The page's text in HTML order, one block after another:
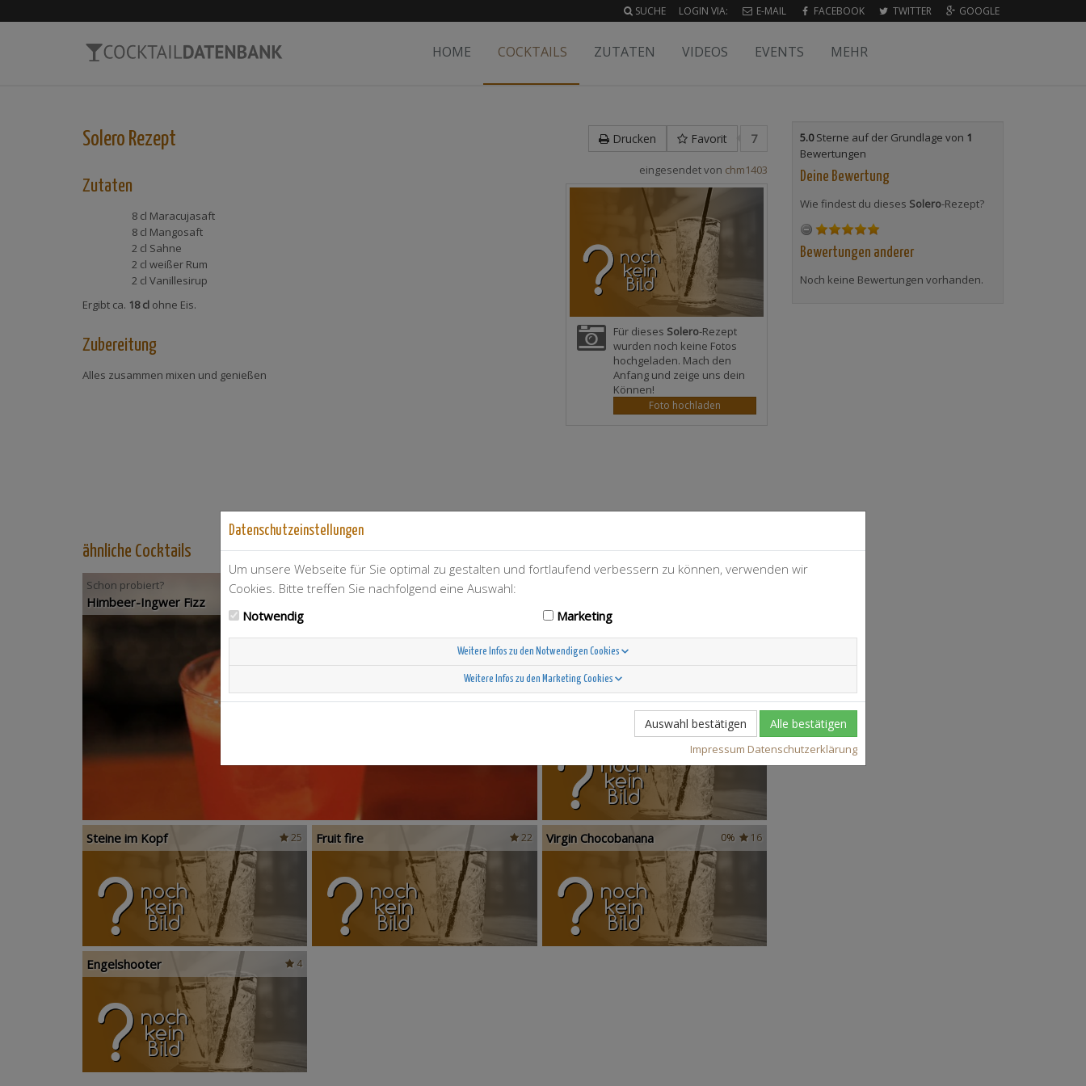
SUCHE LOGIN VIA: E-MAIL FACEBOOK TWITTER GOOGLE
HOME COCKTAILS ZUTATEN VIDEOS EVENTS MEHR
Drucken Favorit 7
Solero Rezept
eingesendet von chm1403
Für dieses Solero-Rezept
wurden noch keine Fotos
hochgeladen. Mach den
Anfang und zeige uns dein
Können!
Foto hochladen
Zutaten
8 cl Maracujasaft
8 cl Mangosaft
2 cl Sahne
2 cl weißer Rum
2 cl Vanillesirup
Ergibt ca. 18 cl ohne Eis.
Zubereitung
Alles zusammen mixen und genießen
ähnliche Cocktails
Schon probiert?
Himbeer-Ingwer Fizz
37
Scandinavian Sunshine
25
Steine im Kopf 22
Fruit fire 16
0%
Virgin Chocobanana
4
Engelshooter
5.0Sterne auf der Grundlage von 1
Bewertungen
Deine Bewertung
Wie findest du dieses Solero-Rezept?
Bewertungen anderer
Noch keine Bewertungen vorhanden.
Datenschutzeinstellungen
Um unsere Webseite für Sie optimal zu gestalten und fortlaufend verbessern zu können, verwenden wir
Cookies. Bitte treffen Sie nachfolgend eine Auswahl:
Notwendig
Marketing
Weitere Infos zu den Notwendigen Cookies
Weitere Infos zu den Marketing Cookies
Auswahl bestätigen Alle bestätigen
Impressum Datenschutzerklärung